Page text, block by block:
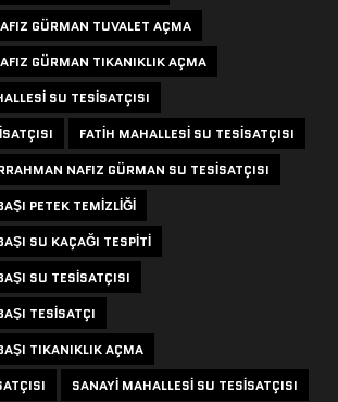
GÜRMAN TUVALET AÇMA
GÜRMAN TIKANIKLIK AÇMA
SU TESISATÇISI
FATIH MAHALLESI SU TESISATÇISI
NAFIZ GÜRMAN SU TESISATÇISI
PETEK TEMIZLIĞI
SU KAÇAĞI TESPITI
SU TESISATÇISI
TESISATÇI
TIKANIKLIK AÇMA
SANAYI MAHALLESI SU TESISATÇISI